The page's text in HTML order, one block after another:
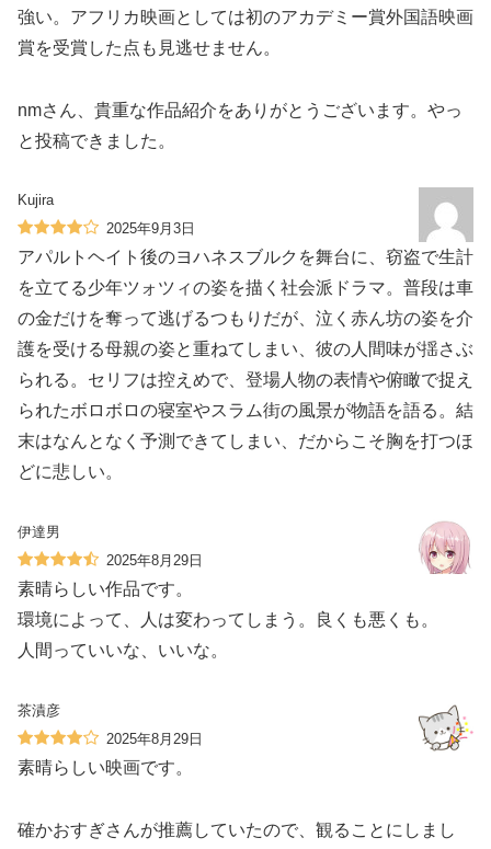
強い。アフリカ映画としては初のアカデミー賞外国語映画
賞を受賞した点も見逃せません。
nmさん、貴重な作品紹介をありがとうございます。やっ
と投稿できました。
Kujira
2025年9月3日
アパルトヘイト後のヨハネスブルクを舞台に、窃盗で生計
を立てる少年ツォツィの姿を描く社会派ドラマ。普段は車
の金だけを奪って逃げるつもりだが、泣く赤ん坊の姿を介
護を受ける母親の姿と重ねてしまい、彼の人間味が揺さぶ
られる。セリフは控えめで、登場人物の表情や俯瞰で捉え
られたボロボロの寝室やスラム街の風景が物語を語る。結
末はなんとなく予測できてしまい、だからこそ胸を打つほ
どに悲しい。
伊達男
2025年8月29日
素晴らしい作品です。
環境によって、人は変わってしまう。良くも悪くも。
人間っていいな、いいな。
茶漬彦
2025年8月29日
素晴らしい映画です。
確かおすぎさんが推薦していたので、観ることにしまし